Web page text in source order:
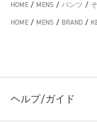
HOME / MENS / パンツ /
HOME / MENS / BRAND /
ヘルプ/ガイド